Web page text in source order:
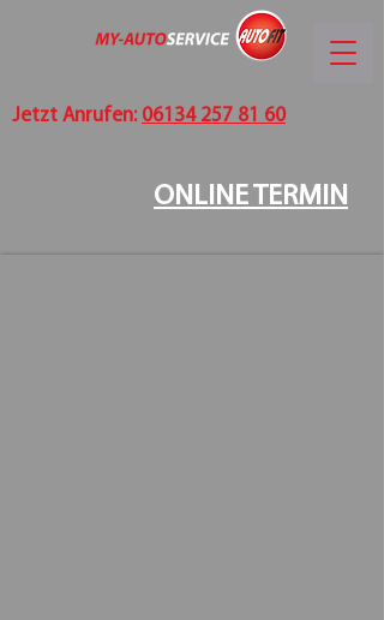
ONLINE TERMIN
Jetzt Anrufen: 06134 257 81 60